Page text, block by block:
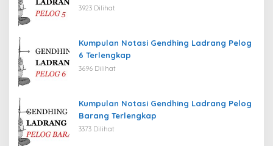
3923 Dilihat
Kumpulan Notasi Gendhing Ladrang Pelog
6 Terlengkap
3696 Dilihat
Kumpulan Notasi Gendhing Ladrang Pelog
Barang Terlengkap
3373 Dilihat